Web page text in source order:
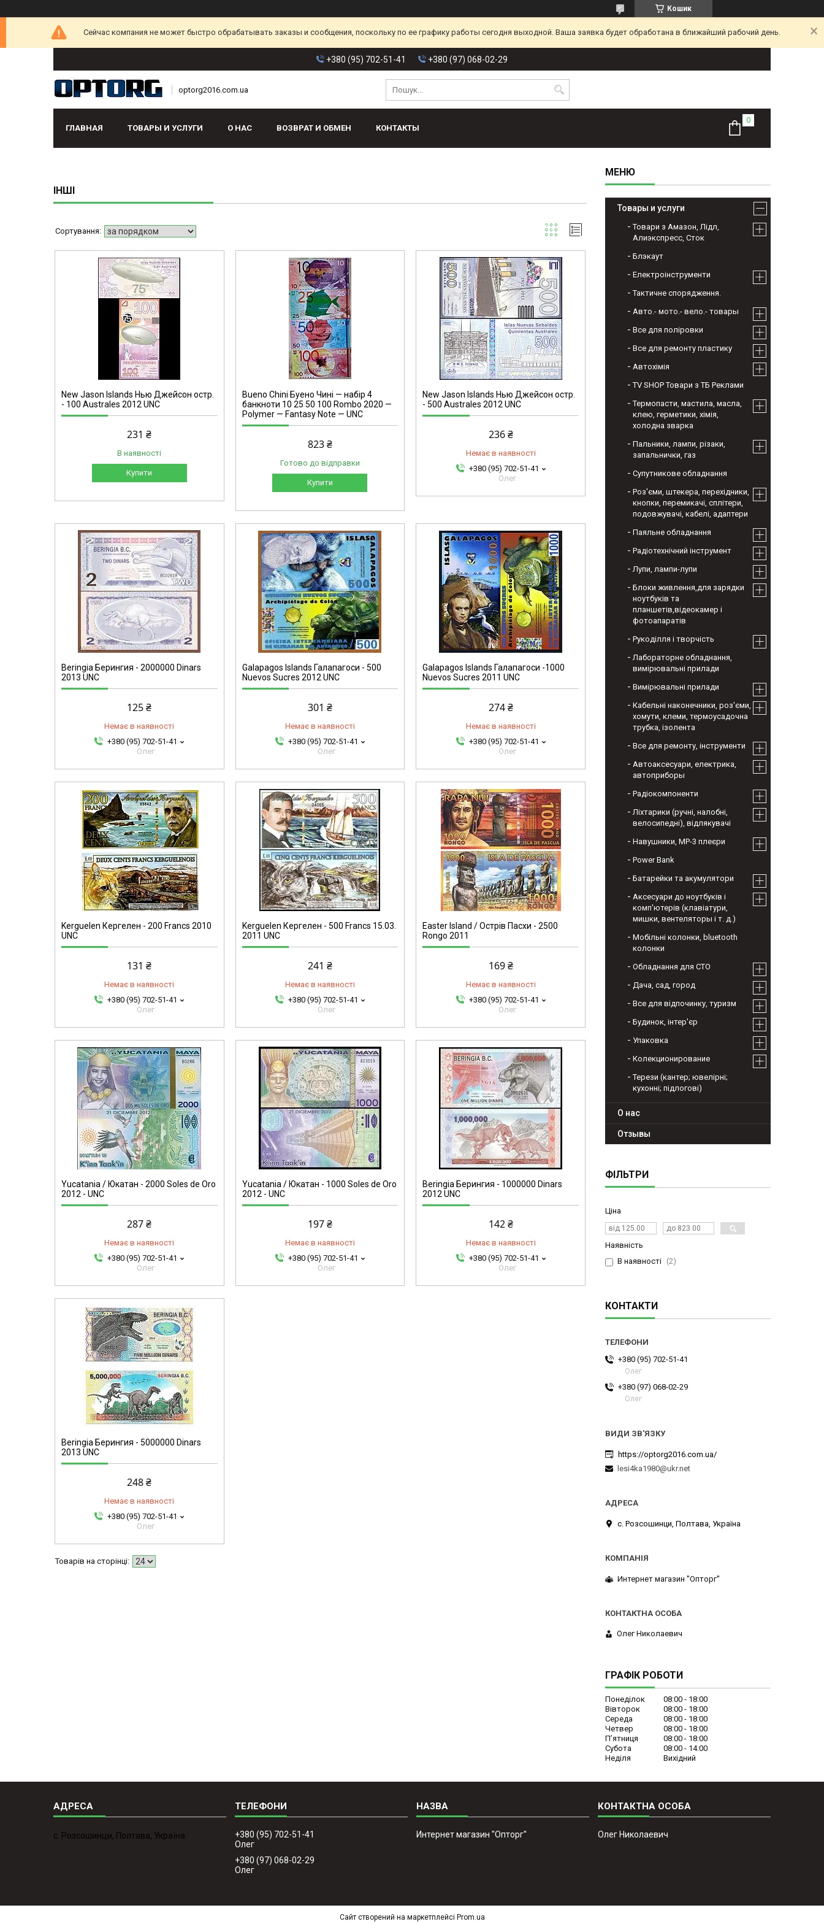
Кошик
Сейчас компания не может быстро обрабатывать заказы и сообщения, поскольку по ее графику работы сегодня выходной. Ваша заявка будет обработана в ближайший рабочий день.
+380 (95) 702-51-41 +380 (97) 068-02-29
optorg2016.com.ua
ГЛАВНАЯ ТОВАРЫ И УСЛУГИ О НАС ВОЗВРАТ И ОБМЕН КОНТАКТЫ
ІНШІ
New Jason Islands Нью Джейсон остр.
- 100 Australes 2012 UNC
231 ₴
В наявності
Купити
Bueno Chini Буено Чині — набір 4
банкноти 10 25 50 100 Rombo 2020 —
Polymer — Fantasy Note — UNC
823 ₴
Готово до відправки
Купити
New Jason Islands Нью Джейсон остр.
- 500 Australes 2012 UNC
236 ₴
Немає в наявності
+380 (95) 702-51-41
Олег
Beringia Берингия - 2000000 Dinars
2013 UNC
125 ₴
Немає в наявності
+380 (95) 702-51-41
Олег
Galapagos Islands Галапагоси - 500
Nuevos Sucres 2012 UNC
301 ₴
Немає в наявності
+380 (95) 702-51-41
Олег
Galapagos Islands Галапагоси -1000
Nuevos Sucres 2011 UNC
274 ₴
Немає в наявності
+380 (95) 702-51-41
Олег
Kerguelen Кергелен - 200 Francs 2010
UNC
131 ₴
Немає в наявності
+380 (95) 702-51-41
Олег
Kerguelen Кергелен - 500 Francs 15.03.
2011 UNC
241 ₴
Немає в наявності
+380 (95) 702-51-41
Олег
Easter Island / Острів Пасхи - 2500
Rongo 2011
169 ₴
Немає в наявності
+380 (95) 702-51-41
Олег
Yucatаnia / Юкатан - 2000 Soles de Oro
2012 - UNC
287 ₴
Немає в наявності
+380 (95) 702-51-41
Олег
Yucatаnia / Юкатан - 1000 Soles de Oro
2012 - UNC
197 ₴
Немає в наявності
+380 (95) 702-51-41
Олег
Beringia Берингия - 1000000 Dinars
2012 UNC
142 ₴
Немає в наявності
+380 (95) 702-51-41
Олег
Beringia Берингия - 5000000 Dinars
2013 UNC
248 ₴
Немає в наявності
+380 (95) 702-51-41
Олег
Товары и услуги
Товари з Амазон, Лідл,
Алиэкспресс, Сток
Блэкаут
Електроінструменти
Тактичне спорядження.
Авто.- мото.- вело.- товары
Все для поліровки
Все для ремонту пластику
Автохімія
TV SHOP Товари з ТБ Реклами
Термопасти, мастила, масла,
клею, герметики, хімія,
холодна зварка
Пальники, лампи, різаки,
запальнички, газ
Супутникове обладнання
Роз'єми, штекера, перехідники,
кнопки, перемикачі, сплітери,
подовжувачі, кабелі, адаптери
Паяльне обладнання
Радіотехнічний інструмент
Лупи, лампи-лупи
Блоки живлення,для зарядки
ноутбуків та
планшетів,відеокамер і
фотоапаратів
Рукоділля і творчість
Лабораторне обладнання,
вимірювальні прилади
Вимірювальні прилади
Кабельні наконечники, роз'єми,
хомути, клеми, термоусадочна
трубка, ізолента
Все для ремонту, інструменти
Автоаксесуари, електрика,
автоприборы
Радіокомпоненти
Ліхтарики (ручні, налобні,
велосипедні), відлякувачі
Навушники, МР-3 плеєри
Power Bank
Батарейки та акумулятори
Аксесуари до ноутбуків і
комп'ютерів (клавіатури,
мишки, вентеляторы і т. д.)
Мобільні колонки, bluetooth
колонки
Обладнання для СТО
Дача, сад, город
Все для відпочинку, туризм
Будинок, інтер'єр
Упаковка
Колекционирование
Терези (кантер; ювелірні;
кухонні; підлогові)
О нас
Отзывы
ФІЛЬТРИ
Ціна
Наявність
В наявності
2
КОНТАКТИ
+380 (95) 702-51-41
Олег
+380 (97) 068-02-29
Олег
https://optorg2016.com.ua/
lesi4ka1980@ukr.net
с. Розсошинци, Полтава, Україна
Интернет магазин ''Опторг''
Олег Николаевич
ГРАФІК РОБОТИ
Понеділок 08:00
18:00
Вівторок
08:00
18:00
Середа
08:00
18:00
Четвер
08:00
18:00
Пʼятниця
08:00
18:00
Субота
08:00
14:00
Неділя
Вихідний
с. Розсошинци, Полтава, Україна
+380 (95) 702-51-41
Олег
+380 (97) 068-02-29
Олег
Интернет магазин ''Опторг'' Олег Николаевич
Сайт створений на маркетплейсі Prom.ua